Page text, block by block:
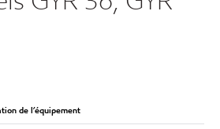
de l’équipement